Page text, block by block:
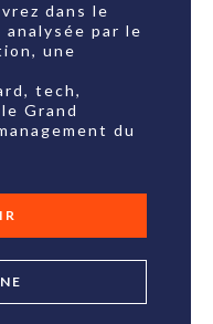
dans le
par le
une
tech,
Grand
du